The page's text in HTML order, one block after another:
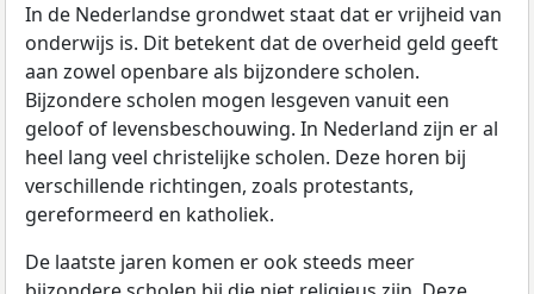
In de Nederlandse grondwet staat dat er vrijheid van
onderwijs is. Dit betekent dat de overheid geld geeft
aan zowel openbare als bijzondere scholen.
Bijzondere scholen mogen lesgeven vanuit een
geloof of levensbeschouwing. In Nederland zijn er al
heel lang veel christelijke scholen. Deze horen bij
verschillende richtingen, zoals protestants,
gereformeerd en katholiek.
De laatste jaren komen er ook steeds meer